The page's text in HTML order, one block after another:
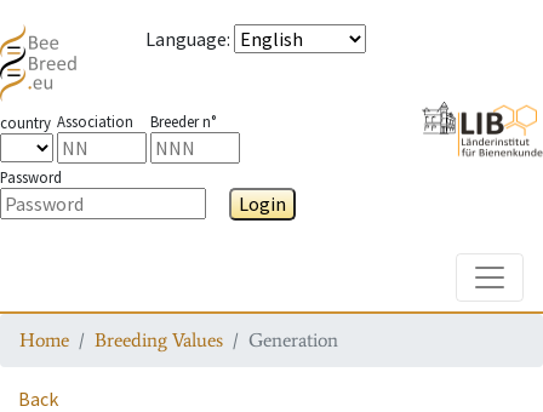
Language:
country Association Breeder n°
Password
Login
Home Breeding Values Generation
Back